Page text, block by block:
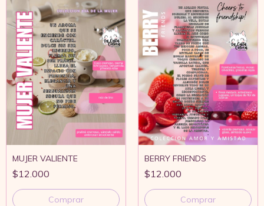
MUJER VALIENTE
$12.000
Comprar
BERRY FRIENDS
$12.000
Comprar